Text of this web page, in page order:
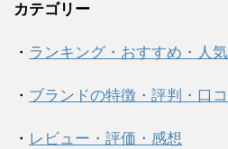
カテゴリー
・ ランキング・おすすめ・人気
・ ブランドの特徴・評判・口コ
・ レビュー・評価・感想